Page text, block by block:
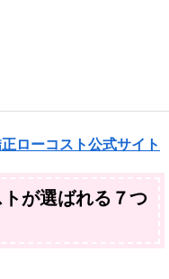
ローコスト公式サイト
が選ばれる７つ